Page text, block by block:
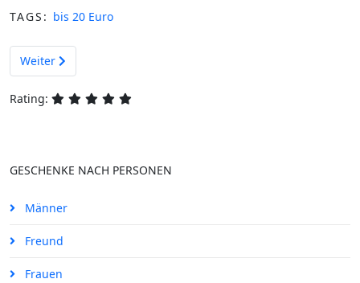
TAGS: bis 20 Euro
Nächster Beitrag: Frühstücksbrettchen - Oma ist die Beste
Weiter
Rating:
GESCHENKE NACH PERSONEN
Männer
Freund
Frauen